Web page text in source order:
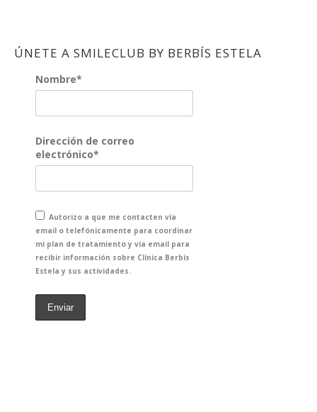
ÚNETE A SMILECLUB BY BERBÍS ESTELA
Nombre*
Dirección de correo
electrónico*
Autorizo a que me contacten vía
email o telefónicamente para coordinar
mi plan de tratamiento y vía email para
recibir información sobre Clínica Berbís
Estela y sus actividades.